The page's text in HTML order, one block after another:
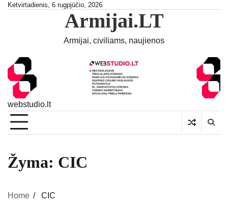
SkipKetvirtadienis, 6 rugpjūčio, 2026
Armijai.LT
Armijai, civiliams, naujienos
webstudio.lt
Žyma: CIC
Home CIC